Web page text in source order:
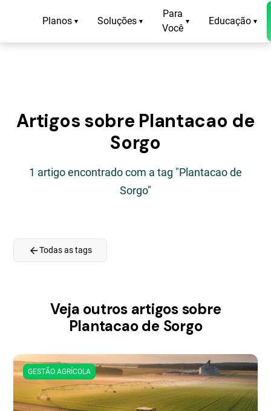
Planos ▾ Soluções ▾
Para
Você
▾ Educação ▾
Artigos sobre Plantacao de
Sorgo
1 artigo encontrado com a tag "Plantacao de
Sorgo"
arrow_backTodas as tags
Veja outros artigos sobre
Plantacao de Sorgo
GESTÃO AGRÍCOLA